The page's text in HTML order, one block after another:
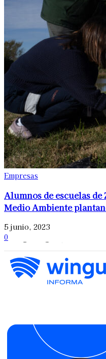
Empresas
Alumnos de escuelas
Medio Ambiente
5 junio, 2023
0